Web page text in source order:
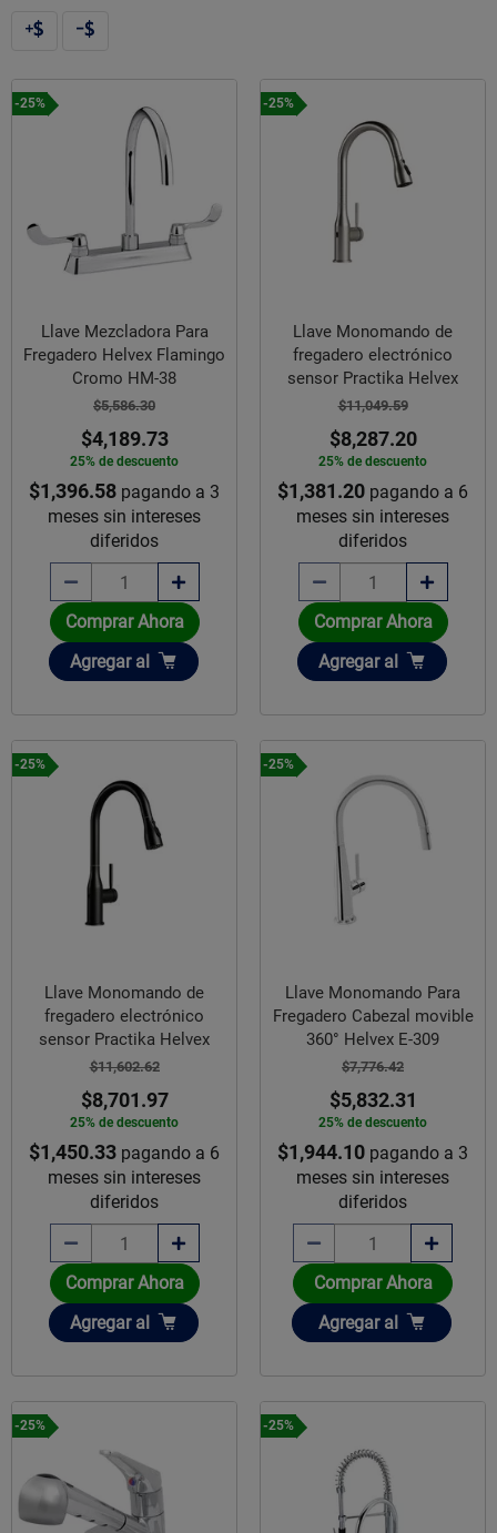
-25%
Llave Mezcladora Para
Fregadero Helvex Flamingo
Cromo HM-38
$5,586.30
$4,189.73
25% de descuento
$1,396.58 pagando a 3
meses sin intereses
diferidos
Comprar Ahora
Añadir
Agregar al
-25%
Llave Monomando de
fregadero electrónico
sensor Practika Helvex
$11,049.59
$8,287.20
25% de descuento
$1,381.20 pagando a 6
meses sin intereses
diferidos
Comprar Ahora
Añadir
Agregar al
-25%
Llave Monomando de
fregadero electrónico
sensor Practika Helvex
$11,602.62
$8,701.97
25% de descuento
$1,450.33 pagando a 6
meses sin intereses
diferidos
Comprar Ahora
Añadir
Agregar al
-25%
Llave Monomando Para
Fregadero Cabezal movible
360° Helvex E-309
$7,776.42
$5,832.31
25% de descuento
$1,944.10 pagando a 3
meses sin intereses
diferidos
Comprar Ahora
Añadir
Agregar al
-25% -25%